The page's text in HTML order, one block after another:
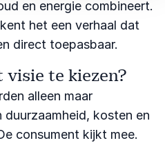
en energie combineert.
het een verhaal dat
direct toepasbaar.
te kiezen?
alleen maar
kosten en
consument kijkt mee.